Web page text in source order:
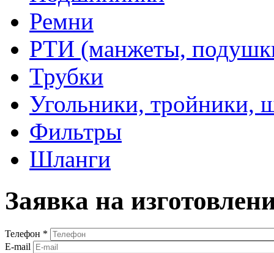
Ремни
РТИ (манжеты,
Трубки
Угольники, тройники,
Фильтры
Шланги
Заявка на
Телефон *
E-mail